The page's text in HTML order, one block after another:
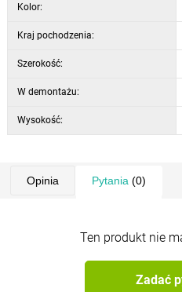
Kolor:
Kraj pochodzenia:
Szerokość:
W demontażu:
Wysokość:
Opinia Pytania (0)
Ten produkt nie
Zadać